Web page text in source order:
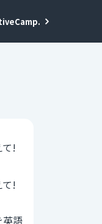
て!
て!
英語